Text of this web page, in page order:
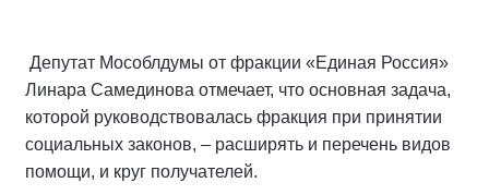
Депутат Мособлдумы от фракции «Единая Россия»
Линара Самединова отмечает, что основная задача,
которой руководствовалась фракция при принятии
социальных законов, – расширять и перечень видов
помощи, и круг получателей.